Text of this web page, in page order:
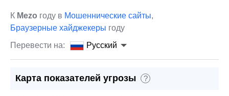
К Mezo году в Мошеннические сайты,
Браузерные хайджекеры году
Перевести на:
Русский
Карта показателей угрозы ?